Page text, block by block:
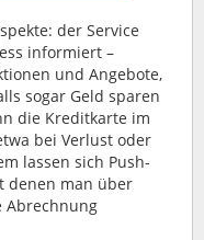
der Service
informiert –
und Angebote,
sogar Geld sparen
die Kreditkarte im
bei Verlust oder
lassen sich Push-
denen man über
Abrechnung